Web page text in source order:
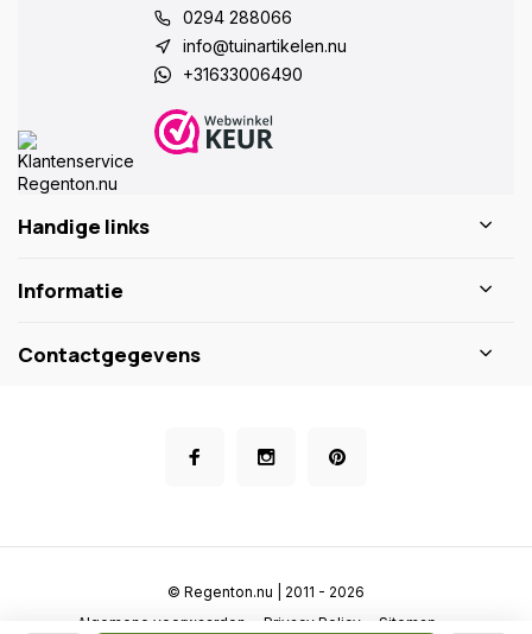
0294 288066
info@tuinartikelen.nu
+31633006490
Handige links
Informatie
Contactgegevens
Algemene voorwaarden Privacy Policy Sitemap
© Regenton.nu | 2011 - 2026